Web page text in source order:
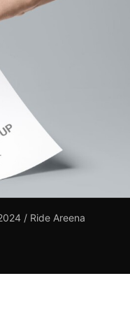
/ Ride Areena